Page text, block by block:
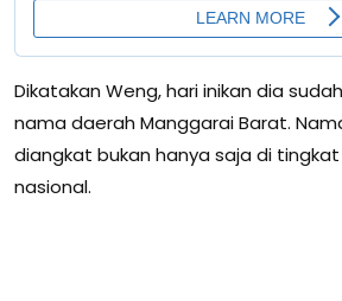
Dikatakan Weng, hari inikan dia
nama daerah Manggarai Barat.
diangkat bukan hanya saja di
nasional.